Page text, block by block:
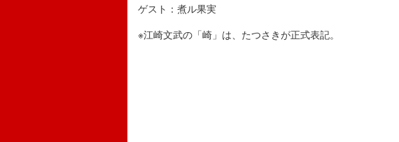
ゲスト：煮ル果実
※江崎文武の「崎」は、たつさきが正式表記。